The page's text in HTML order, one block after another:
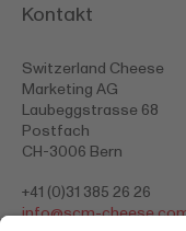
Kontakt
Switzerland Cheese
Marketing AG
Laubeggstrasse 68
Postfach
CH-3006 Bern
+41 (0)31 385 26 26
info@scm-